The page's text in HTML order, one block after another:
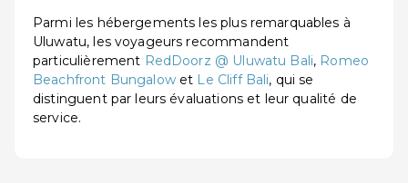
Parmi les hébergements les plus remarquables à
Uluwatu, les voyageurs recommandent
particulièrement RedDoorz @ Uluwatu Bali, Romeo
Beachfront Bungalowet Le Cliff Bali, qui se
distinguent par leurs évaluations et leur qualité de
service.